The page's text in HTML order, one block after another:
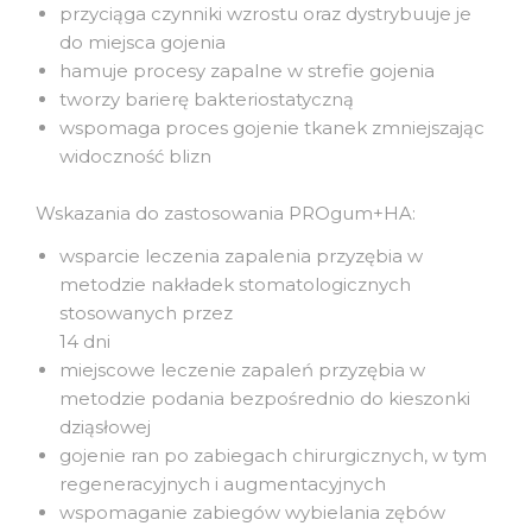
przyciąga czynniki wzrostu oraz dystrybuuje je
do miejsca gojenia
hamuje procesy zapalne w strefie gojenia
tworzy barierę bakteriostatyczną
wspomaga proces gojenie tkanek zmniejszając
widoczność blizn
Wskazania do zastosowania PROgum+HA:
wsparcie leczenia zapalenia przyzębia w
metodzie nakładek stomatologicznych
stosowanych przez
14 dni
miejscowe leczenie zapaleń przyzębia w
metodzie podania bezpośrednio do kieszonki
dziąsłowej
gojenie ran po zabiegach chirurgicznych, w tym
regeneracyjnych i augmentacyjnych
wspomaganie zabiegów wybielania zębów